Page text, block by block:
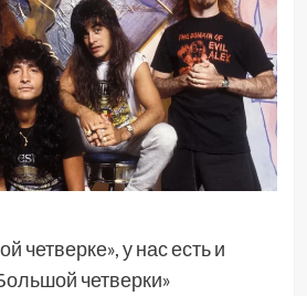
четверке», у нас есть и
четверки»